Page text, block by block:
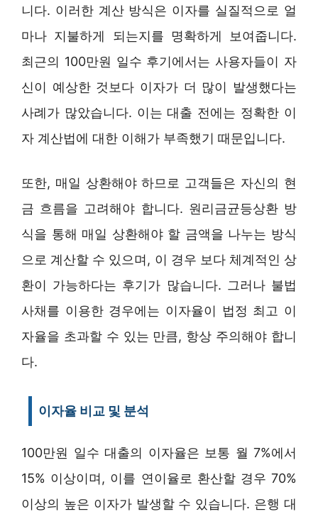
니다. 이러한 계산 방식은 이자를 실질적으로 얼
마나 지불하게 되는지를 명확하게 보여줍니다.
최근의 100만원 일수 후기에서는 사용자들이 자
신이 예상한 것보다 이자가 더 많이 발생했다는
사례가 많았습니다. 이는 대출 전에는 정확한 이
자 계산법에 대한 이해가 부족했기 때문입니다.
또한, 매일 상환해야 하므로 고객들은 자신의 현
금 흐름을 고려해야 합니다. 원리금균등상환 방
식을 통해 매일 상환해야 할 금액을 나누는 방식
으로 계산할 수 있으며, 이 경우 보다 체계적인 상
환이 가능하다는 후기가 많습니다. 그러나 불법
사채를 이용한 경우에는 이자율이 법정 최고 이
자율을 초과할 수 있는 만큼, 항상 주의해야 합니
다.
이자율 비교 및 분석
100만원 일수 대출의 이자율은 보통 월 7%에서
15% 이상이며, 이를 연이율로 환산할 경우 70%
이상의 높은 이자가 발생할 수 있습니다. 은행 대